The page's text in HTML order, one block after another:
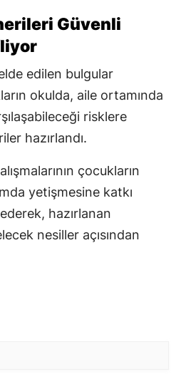
Güvenli
edilen bulgular
okulda, aile ortamında
risklere
hazırlandı.
çocukların
yetişmesine katkı
hazırlanan
nesiller açısından